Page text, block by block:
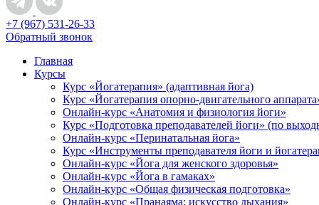
+7 (967) 531-26-33
Обратный звонок
Главная
Курсы
Курс «Йогатерапия» (адаптивная йога)
Курс «Йогатерапия опорно-двигательного
Онлайн-курс «Анатомия и физиология йоги»
Курс «Подготовка преподавателей йоги» (по
Онлайн-курс «Перинатальная йога»
Курс «Инструменты преподавателя йоги и
Онлайн-курс «Йога для женского здоровья»
Онлайн-курс «Йога в гамаках»
Онлайн-курс «Общая физическая подготовка»
Онлайн-курс «Пранаяма: искусство дыхания»